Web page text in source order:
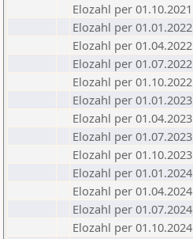
Elozahl per 01.10.2021
Elozahl per 01.01.2022
Elozahl per 01.04.2022
Elozahl per 01.07.2022
Elozahl per 01.10.2022
Elozahl per 01.01.2023
Elozahl per 01.04.2023
Elozahl per 01.07.2023
Elozahl per 01.10.2023
Elozahl per 01.01.2024
Elozahl per 01.04.2024
Elozahl per 01.07.2024
Elozahl per 01.10.2024